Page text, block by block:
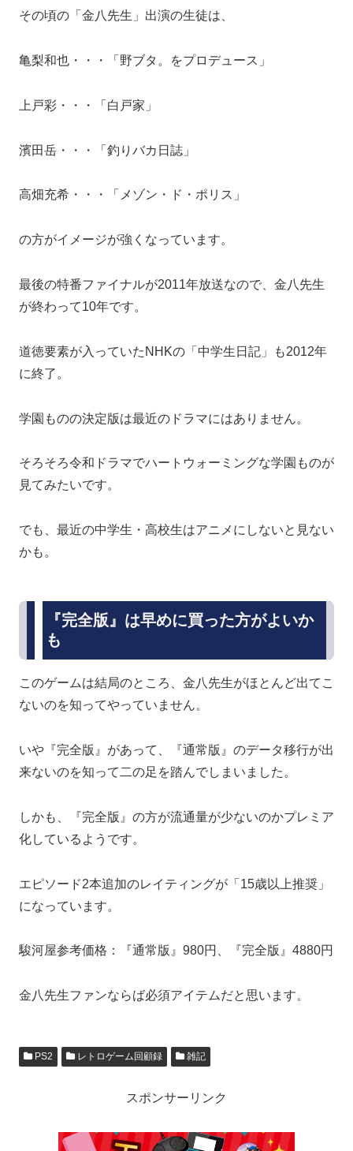
その頃の「金八先生」出演の生徒は、
亀梨和也・・・「野ブタ。をプロデュース」
上戸彩・・・「白戸家」
濱田岳・・・「釣りバカ日誌」
高畑充希・・・「メゾン・ド・ポリス」
の方がイメージが強くなっています。
最後の特番ファイナルが2011年放送なので、金八先生
が終わって10年です。
道徳要素が入っていたNHKの「中学生日記」も2012年
に終了。
学園ものの決定版は最近のドラマにはありません。
そろそろ令和ドラマでハートウォーミングな学園ものが
見てみたいです。
でも、最近の中学生・高校生はアニメにしないと見ない
かも。
『完全版』は早めに買った方がよいか
も
このゲームは結局のところ、金八先生がほとんど出てこ
ないのを知ってやっていません。
いや『完全版』があって、『通常版』のデータ移行が出
来ないのを知って二の足を踏んでしまいました。
しかも、『完全版』の方が流通量が少ないのかプレミア
化しているようです。
エピソード2本追加のレイティングが「15歳以上推奨」
になっています。
駿河屋参考価格：『通常版』980円、『完全版』4880円
金八先生ファンならば必須アイテムだと思います。
PS2 レトロゲーム回顧録 雑記
スポンサーリンク